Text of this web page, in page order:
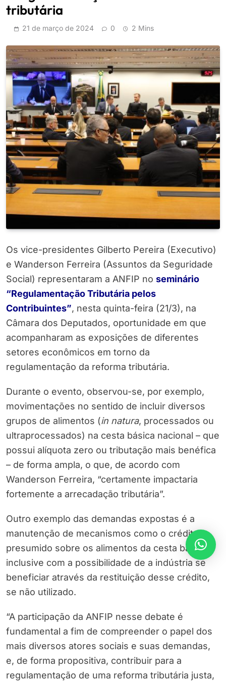
tributária
21 de março de 2024 0 2 Mins
Os vice-presidentes Gilberto Pereira (Executivo)
e Wanderson Ferreira (Assuntos da Seguridade
Social) representaram a ANFIP no seminário
“Regulamentação Tributária pelos
Contribuintes”, nesta quinta-feira (21/3), na
Câmara dos Deputados, oportunidade em que
acompanharam as exposições de diferentes
setores econômicos em torno da
regulamentação da reforma tributária.
Durante o evento, observou-se, por exemplo,
movimentações no sentido de incluir diversos
grupos de alimentos (in natura, processados ou
ultraprocessados) na cesta básica nacional – que
possui alíquota zero ou tributação mais benéfica
– de forma ampla, o que, de acordo com
Wanderson Ferreira, “certamente impactaria
fortemente a arrecadação tributária”.
Outro exemplo das demandas expostas é a
manutenção de mecanismos como o crédito
presumido sobre os alimentos da cesta básica,
inclusive com a possibilidade de a indústria se
beneficiar através da restituição desse crédito,
se não utilizado.
“A participação da ANFIP nesse debate é
fundamental a fim de compreender o papel dos
mais diversos atores sociais e suas demandas,
e, de forma propositiva, contribuir para a
regulamentação de uma reforma tributária justa,